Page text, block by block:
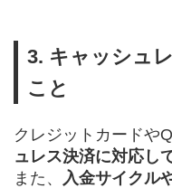
3. キャッシュ
こと
クレジットカードや
ュレス決済に対応し
また、
入金サイクル